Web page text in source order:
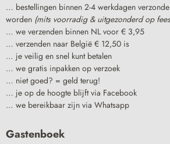
… bestellingen binnen 2-4 werkdagen
worden (mits voorradig & uitgezonderd op
… we verzenden binnen NL voor € 3,95
… verzenden naar België € 12,50 is
… je veilig en snel kunt betalen
… we gratis inpakken op verzoek
… niet goed? = geld terug!
… je op de hoogte blijft via Facebook
… we bereikbaar zijn via Whatsapp
Gastenboek